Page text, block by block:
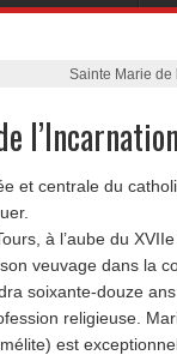
Sainte Marie de
l’Incarnation
et centrale du
à l’aube du
veuvage dans la
soixante-douze
religieuse.
est